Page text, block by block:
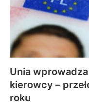
Unia
kierowcy –
roku